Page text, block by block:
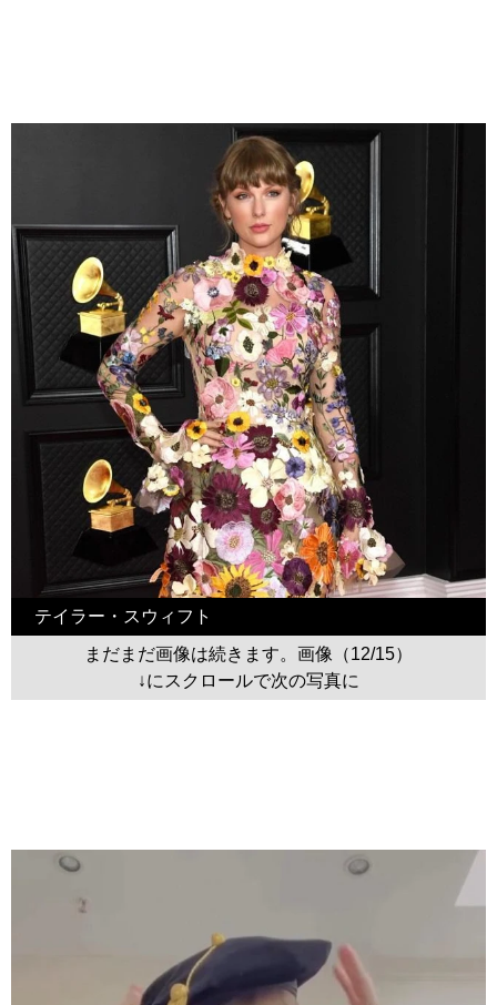
テイラー・スウィフト
まだまだ画像は続きます。画像（12/15）
↓にスクロールで次の写真に